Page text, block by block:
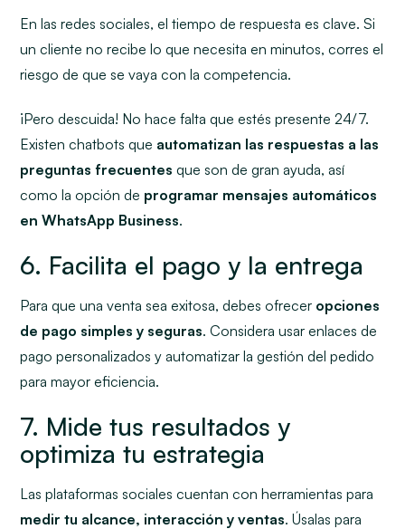
En las redes sociales, el tiempo de respuesta es clave. Si
un cliente no recibe lo que necesita en minutos, corres el
riesgo de que se vaya con la competencia.
¡Pero descuida! No hace falta que estés presente 24/7.
Existenchatbots que automatizan las respuestas a las
preguntas frecuentes que son de gran ayuda, así
como la opción de programar mensajes automáticos
en WhatsApp Business.
6. Facilita el pago y la entrega
Para que una venta sea exitosa, debes ofrecer opciones
de pago simples y seguras. Considera usar enlaces de
pago personalizados y automatizar la gestión del pedido
para mayor eficiencia.
7. Mide tus resultados y
optimiza tu estrategia
Las plataformas sociales cuentan con herramientas para
medir tu alcance, interacción y ventas. Úsalas para